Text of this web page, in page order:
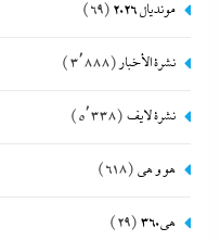
مونديال 2026 (69)
نشرة الأخبار (3٬888)
نشرة لايف (5٬338)
هو و هي (618)
هى360 (29)